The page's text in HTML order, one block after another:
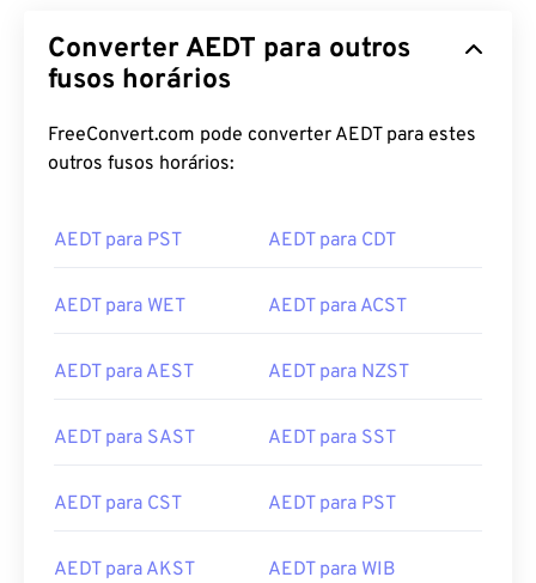
Converter AEDT para outros
fusos horários
FreeConvert.com pode converter AEDT para estes
outros fusos horários:
AEDT para PST AEDT para CDT
AEDT para WET AEDT para ACST
AEDT para AEST AEDT para NZST
AEDT para SAST AEDT para SST
AEDT para CST AEDT para PST
AEDT para AKST AEDT para WIB